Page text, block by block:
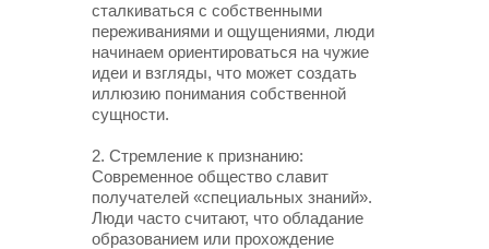
сталкиваться с собственными
переживаниями и ощущениями, люди
начинаем ориентироваться на чужие
идеи и взгляды, что может создать
иллюзию понимания собственной
сущности.
2. Стремление к признанию:
Современное общество славит
получателей «специальных знаний».
Люди часто считают, что обладание
образованием или прохождение